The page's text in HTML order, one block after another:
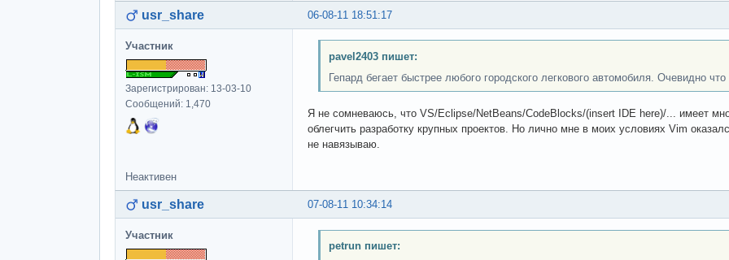
06-08-11 18:51:17
usr_share
Участник
Зарегистрирован: 13-03-10
Сообщений: 1,470
pavel2403 пишет:
Гепард бегает быстрее любого городского легкового автомобиля. Очевидно
Я не сомневаюсь, что VS/Eclipse/NetBeans/CodeBlocks/(insert IDE here)/... имеет
облегчить разработку крупных проектов. Но лично мне в моих условиях Vim
не навязываю.
Неактивен
07-08-11 10:34:14
usr_share
Участник
petrun пишет: